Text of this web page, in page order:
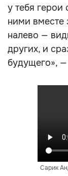
у тебя герои
ними вместе
налево —
других, и
будущего»,
Сарик